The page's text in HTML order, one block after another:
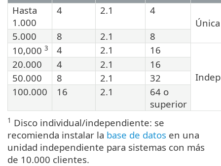
Hasta
1.000
4 2.1
4
Única
5.000
8 2.1
8
10,000 3 4 2.1 16
20.000 4 2.1
16
50.000
8 2.1
32
100.000
16 2.1
64 o
superior
1 Disco individual/independiente: se
recomienda instalar la base de datos en una
unidad independiente para sistemas con más
de 10.000 clientes.